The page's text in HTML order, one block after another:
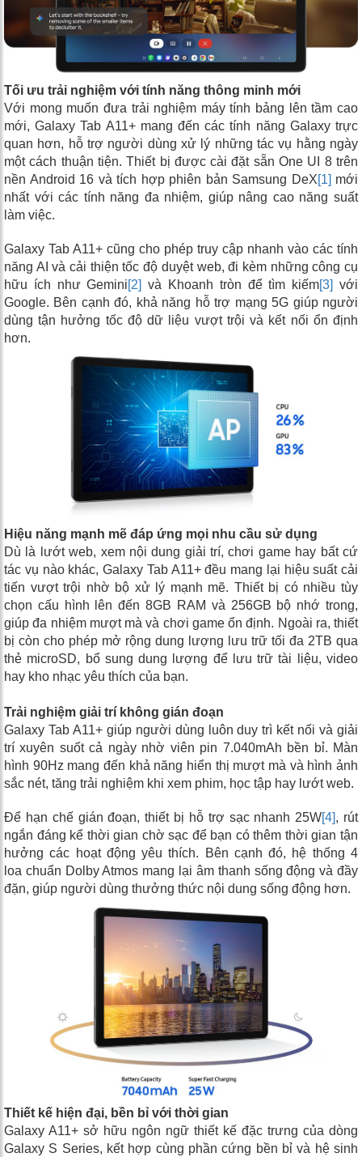
Tối ưu trải nghiệm với tính năng thông minh mới
Với mong muốn đưa trải nghiệm máy tính bảng lên tầm cao
mới, Galaxy Tab A11+ mang đến các tính năng Galaxy trực
quan hơn, hỗ trợ người dùng xử lý những tác vụ hằng ngày
một cách thuận tiện. Thiết bị được cài đặt sẵn One UI 8 trên
nền Android 16 và tích hợp phiên bản Samsung DeX[1] mới
nhất với các tính năng đa nhiệm, giúp nâng cao năng suất
làm việc.
Galaxy Tab A11+ cũng cho phép truy cập nhanh vào các tính
năng AI và cải thiện tốc độ duyệt web, đi kèm những công cụ
hữu ích như Gemini[2] và Khoanh tròn để tìm kiếm[3] với
Google. Bên cạnh đó, khả năng hỗ trợ mạng 5G giúp người
dùng tận hưởng tốc độ dữ liệu vượt trội và kết nối ổn định
hơn.
Hiệu năng mạnh mẽ đáp ứng mọi nhu cầu sử dụng
Dù là lướt web, xem nội dung giải trí, chơi game hay bất cứ
tác vụ nào khác, Galaxy Tab A11+ đều mang lại hiệu suất cải
tiến vượt trội nhờ bộ xử lý mạnh mẽ. Thiết bị có nhiều tùy
chọn cấu hình lên đến 8GB RAM và 256GB bộ nhớ trong,
giúp đa nhiệm mượt mà và chơi game ổn định. Ngoài ra, thiết
bị còn cho phép mở rộng dung lượng lưu trữ tối đa 2TB qua
thẻ microSD, bổ sung dung lượng để lưu trữ tài liệu, video
hay kho nhạc yêu thích của bạn.
Trải nghiệm giải trí không gián đoạn
Galaxy Tab A11+ giúp người dùng luôn duy trì kết nối và giải
trí xuyên suốt cả ngày nhờ viên pin 7.040mAh bền bỉ. Màn
hình 90Hz mang đến khả năng hiển thị mượt mà và hình ảnh
sắc nét, tăng trải nghiệm khi xem phim, học tập hay lướt web.
Để hạn chế gián đoạn, thiết bị hỗ trợ sạc nhanh 25W[4], rút
ngắn đáng kể thời gian chờ sạc để bạn có thêm thời gian tận
hưởng các hoạt động yêu thích. Bên cạnh đó, hệ thống 4
loa chuẩn Dolby Atmos mang lại âm thanh sống động và đầy
đặn, giúp người dùng thưởng thức nội dung sống động hơn.
Thiết kế hiện đại, bền bỉ với thời gian
Galaxy A11+ sở hữu ngôn ngữ thiết kế đặc trưng của dòng
Galaxy S Series, kết hợp cùng phần cứng bền bỉ và hệ sinh